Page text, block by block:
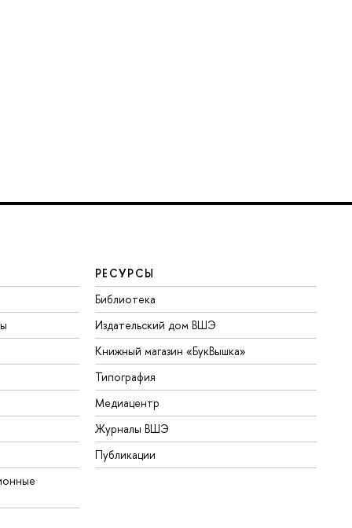
РЕСУРСЫ
Библиотека
Издательский дом ВШЭ
Книжный магазин «БукВышка»
Типография
Медиацентр
Журналы ВШЭ
Публикации